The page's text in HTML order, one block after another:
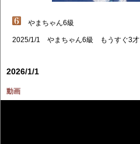
やまちゃん6級
2025/1/1 やまちゃん6級 もうすぐ3才
2026/1/1
動画